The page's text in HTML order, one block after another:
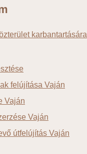
karbantartására
felújítása Vaján
Vaján
Vaján
útfelújítás Vaján